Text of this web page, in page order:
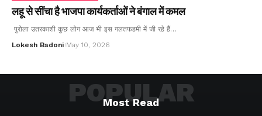
लहू से सींचा है भाजपा कार्यकर्ताओं ने बंगाल में कमल
पुरोला उतरकाशी कुछ लोग आज भी इस गलतफहमी में जी रहे हैं…
Lokesh Badoni May 10, 2026
Most Read
POPULAR